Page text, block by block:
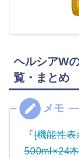
ヘルシアW
覧・まとめ
『[機能性表
500ml×24